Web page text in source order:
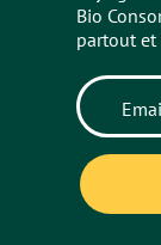
Bio
partout